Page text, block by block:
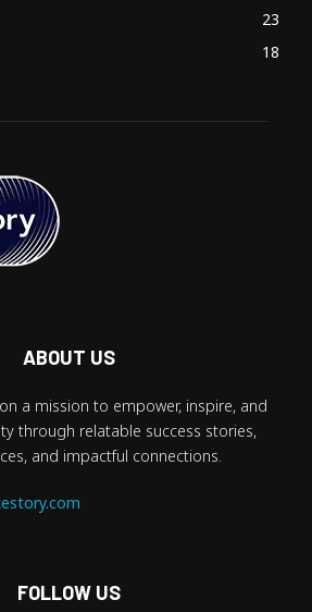
23
18
ABOUT US
a mission to empower, inspire, and
through relatable success stories,
and impactful connections.
FOLLOW US